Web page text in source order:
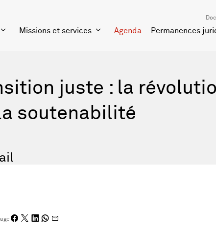
Missions et services Agenda Permanences
juste : la
soutenabilité